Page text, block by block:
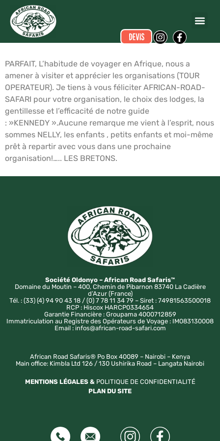
Denis VAILLANT
Dates du voyage : du 04/03/2013 au 14/03/2013
PARFAIT, L’habitude de voyager en Afrique, nous a
amener à visiter et apprécier les organisations (TOUR
OPERATEUR). Je tiens à vous féliciter AFRICAN-ROAD-
SAFARI pour votre organisation, le choix des lodges, la
gentillesse et l’efficacité de notre guide
: »KENNEDY ».Aucune remarque me vient à l’esprit, nous
sommes NELLY, les enfants , petits enfants et moi-même
prêt à repartir avec vous dans une prochaine
organisation!….. LES BRETONS.
Société Oldonyo – African Road Safaris™
Domaine du Moutin – 400, Chemin de Pibarnon 83740 La Cadière
d’Azur (France)
Tél. : (33) (4) 94 90 43 18 / (0) 7 78 11 34 79 – Siret : 74981563500018
RCP : Hiscox HARCP0334654
Garantie Financière : Groupama 4000712859
Immatriculation au Registre des Opérateurs de Voyage : IM083130008
Email : infos@african-road-safari.com
African Road Safaris® Po Box 40089 – Nairobi – Kenya
Main office: Kimbla Ltd 126 / 130 Ushirika Road – Langata Nairobi
MENTIONS LÉGALES & POLITIQUE DE CONFIDENTIALITÉ
PLAN DU SITE